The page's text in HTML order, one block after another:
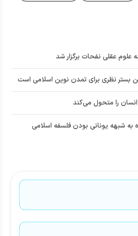
علوم عقلی نفحات برگزار شد
بستر نظری برای تمدن نوین اسلامی است
انسان را متحول می‌کند
به شبهه یونانی بودن فلسفه اسلامی